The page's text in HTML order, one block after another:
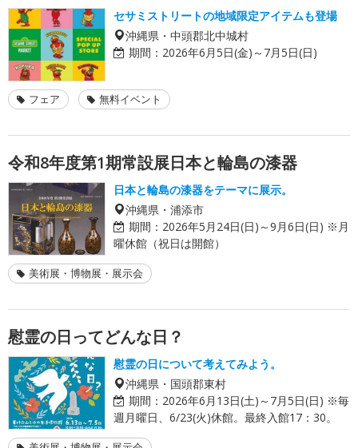
セサミストリートの地域限定アイテムも登場
沖縄県・中頭郡北中城村
期間： 2026年6月5日(金)～7月5日(日)
フェア 無料イベント
令和8年度第1期常設展日本と輪島の漆器
日本と輪島の漆器をテーマに展示。
沖縄県・浦添市
期間： 2026年5月24日(日)～9月6日(日) ※月
曜休館（祝日は開館）
美術展・博物展・展示会
慰霊の日ってどんな日？
慰霊の日について考えてみよう。
沖縄県・国頭郡東村
期間： 2026年6月13日(土)～7月5日(日) ※毎
週月曜日、6/23(火)休館。最終入館17：30。